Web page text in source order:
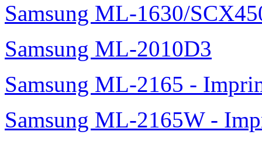
Samsung ML-1630/
Samsung ML-2010D3
Samsung ML-2165 -
Samsung ML-2165W -